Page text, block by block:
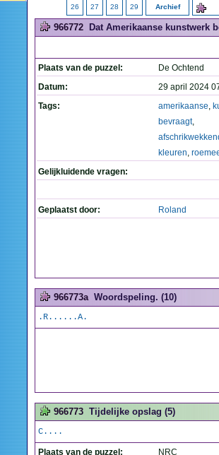
26 27 28 29 Archief
966772 Dat Amerikaanse kunstwerk
Plaats van de puzzel:
De Ochtend
Datum:
29 april 2024
Tags:
amerikaanse,
bevraagt,
kleuren,
Gelijkluidende vragen:
Geplaatst door: Roland
966773a Woordspeling. (10)
.R......A.
966773 Tijdelijke opslag (5)
C....
Plaats van de puzzel:
NRC